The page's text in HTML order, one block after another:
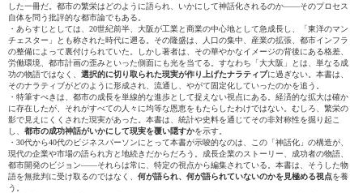
した一冊だ。都市の繁栄はどのように語られ、いかにして神話化されるのか――そのプロセス
自体を問う批評的な都市論でもある。
・あらすじとしては、20世紀前半、大阪が工業と商業の中心地として急成長し、「東洋のマン
チェスター」とも称された時代に遡る。その隆盛は、人口の集中、産業の拡張、都市インフラ
の整備によって裏付けられていた。しかし著者は、その華やかなイメージの背後にある格差、
労働環境、都市計画の歪みといった側面にも光を当てる。すなわち「大大阪」とは、単なる成
功の物語ではなく、 選択的に切り取られた現実が作り上げたナラティブに過ぎない。本書は、
そのナラティブがどのように形成され、流通し、やがて固定化していったのかを追う。
・特筆すべきは、都市の成長を単線的な進歩として捉えない視点にある。経済的な拡大は確か
に存在したが、それがすべての人々に均等な恩恵をもたらしたわけではない。むしろ、繁栄の
影で見えにくくされた現実があった。本書は、統計や史料を通じてその非対称性を掘り起こ
し、 都市の成功神話がいかにして現実を覆い隠すかを示す。
・30代から40代のビジネスパーソンにとって本書が示唆的なのは、この「神話化」の構造が、
現代の企業や市場の語られ方と地続きだからだろう。成長企業のストーリー、成功者の物語、
都市開発のビジョン――それらは常に、特定の視点から編集されている。本書は、そうした物
語を無批判に受け取るのではなく、 何が語られ、何が語られていないのかを見極める視点を養
う。